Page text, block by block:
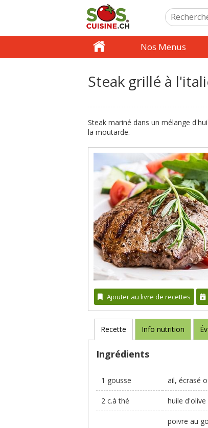
Nos Menus
Steak grillé à
Steak mariné dans un mélange
la moutarde.
Ajouter au livre de recettes
Recette Info nutrition
Ingrédients
1 gousse ail, écrasé
2 c.à thé huile d'olive
poivre au